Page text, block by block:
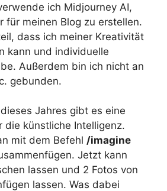
ich Midjourney AI,
für meinen Blog zu erstellen.
dass ich meiner Kreativität
kann und individuelle
Außerdem bin ich nicht an
gebunden.
Jahres gibt es eine
die künstliche Intelligenz.
mit dem Befehl /imagine
Jetzt kann
lassen und 2 Fotos von
lassen. Was dabei